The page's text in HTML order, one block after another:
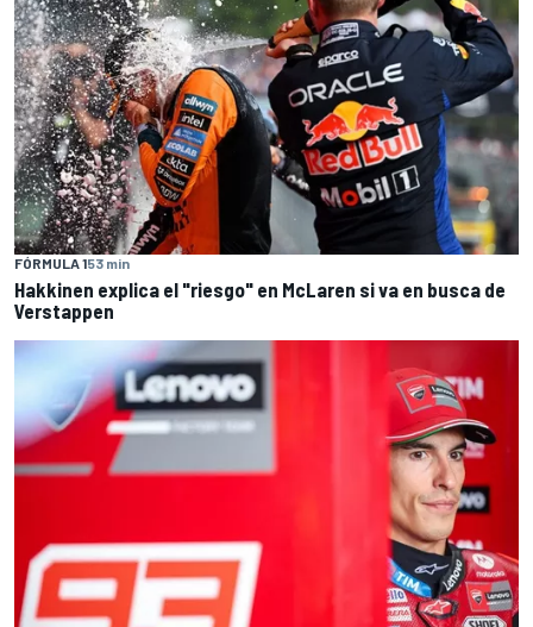
FÓRMULA 153 min
Hakkinen explica el "riesgo" en McLaren si va en busca de
Verstappen